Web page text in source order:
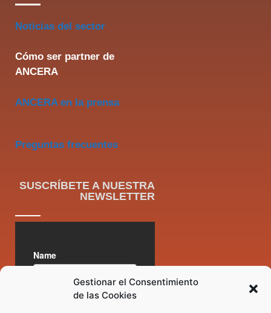
Gestionar el Consentimiento
de las Cookies
Noticias del sector
Cómo ser partner de
ANCERA
ANCERA en la prensa
Preguntas frecuentes
SUSCRÍBETE A NUESTRA
NEWSLETTER